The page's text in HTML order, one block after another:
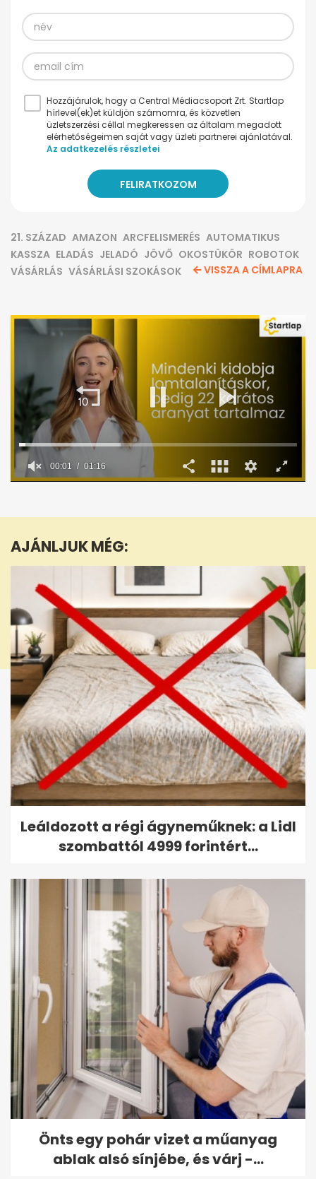
Hozzájárulok, hogy a Central Médiacsoport Zrt. Startlap
hírlevel(ek)et küldjön számomra, és közvetlen
üzletszerzési céllal megkeressen az általam megadott
elérhetőségeimen saját vagy üzleti partnerei ajánlatával.
Az adatkezelés részletei
21. SZÁZAD AMAZON ARCFELISMERÉS AUTOMATIKUS
KASSZA ELADÁS JELADÓ JÖVŐ OKOSTÜKÖR ROBOTOK
VÁSÁRLÁS VÁSÁRLÁSI SZOKÁSOK VISSZA A CÍMLAPRA
1
16
seconds
AJÁNLJUK MÉG:
Leáldozott a régi ágyneműknek: a Lidl
szombattól 4999 forintért...
Önts egy pohár vizet a műanyag
ablak alsó sínjébe, és várj -...